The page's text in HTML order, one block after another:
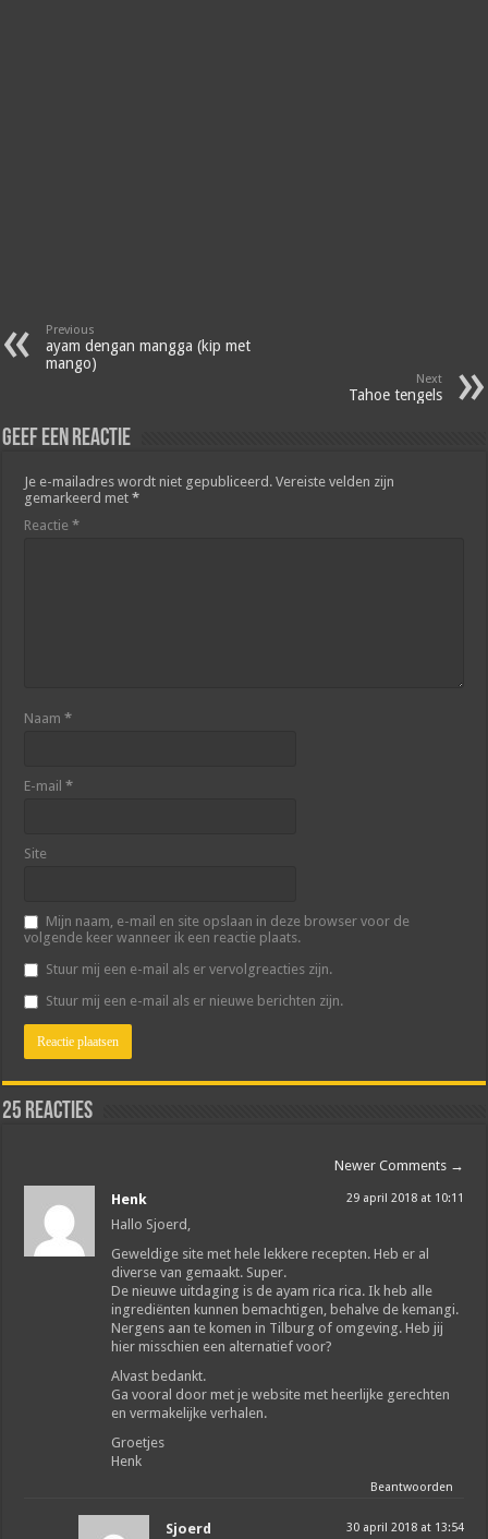
Previous
ayam dengan mangga (kip met
mango)
Next
Tahoe tengels
Geef een reactie
Je e-mailadres wordt niet gepubliceerd. Vereiste velden zijn
gemarkeerd met*
Reactie*
Naam*
E-mail*
Site
Mijn naam, e-mail en site opslaan in deze browser voor de
volgende keer wanneer ik een reactie plaats.
Stuur mij een e-mail als er vervolgreacties zijn.
Stuur mij een e-mail als er nieuwe berichten zijn.
25 reacties
Newer Comments →
Henk 29 april 2018 at 10:11
Hallo Sjoerd,
Geweldige site met hele lekkere recepten. Heb er al
diverse van gemaakt. Super.
De nieuwe uitdaging is de ayam rica rica. Ik heb alle
ingrediënten kunnen bemachtigen, behalve de kemangi.
Nergens aan te komen in Tilburg of omgeving. Heb jij
hier misschien een alternatief voor?
Alvast bedankt.
Ga vooral door met je website met heerlijke gerechten
en vermakelijke verhalen.
Groetjes
Henk
Beantwoorden
Sjoerd 30 april 2018 at 13:54